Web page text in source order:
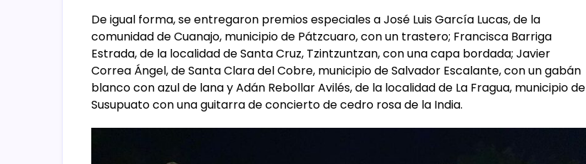
De igual forma, se entregaron premios especiales a José Luis García Lucas, de la
comunidad de Cuanajo, municipio de Pátzcuaro, con un trastero; Francisca Barriga
Estrada, de la localidad de Santa Cruz, Tzintzuntzan, con una capa bordada; Javier
Correa Ángel, de Santa Clara del Cobre, municipio de Salvador Escalante, con un gabán
blanco con azul de lana y Adán Rebollar Avilés, de la localidad de La Fragua, municipio de
Susupuato con una guitarra de concierto de cedro rosa de la India.